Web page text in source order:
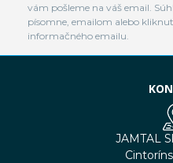
vám pošleme na váš email.
písomne, emailom alebo
informačného emailu.
JAMTAL